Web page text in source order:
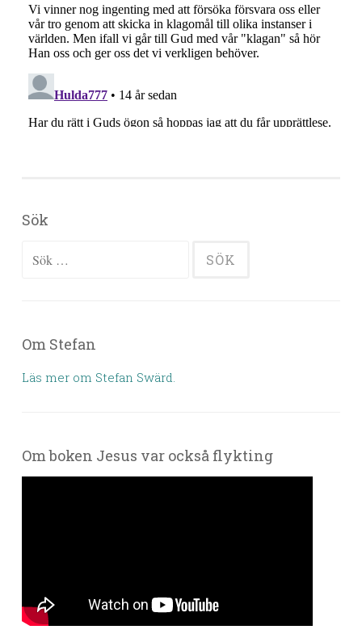
Sök
Sök efter:
Om Stefan
Läs mer om Stefan Swärd.
Om boken Jesus var också flykting